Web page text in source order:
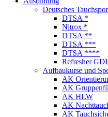
Deutsches
DTSA *
Nitrox *
DTSA **
DTSA ***
DTSA ****
Refresher
Aufbaukurse und
AK
AK
AK HLW
AK
AK